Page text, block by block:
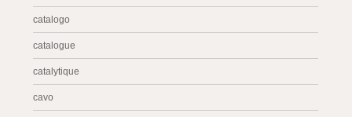
catalogo
catalogue
catalytique
cavo